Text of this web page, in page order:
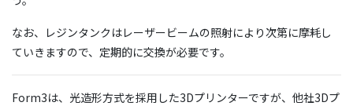
なお、レジンタンクはレーザービームの照射により次第に摩耗し
ていきますので、定期的に交換が必要です。
Form3は、光造形方式を採用した3Dプリンターですが、他社3Dプ